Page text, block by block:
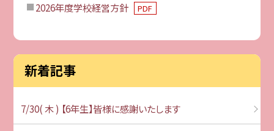
2026年度学校経営方針 PDF
新着記事
7/30( 木 ) 【6年生】皆様に感謝いたします